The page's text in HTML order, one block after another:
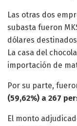
Las otras dos
subasta fueron
dólares
La casa del
importación de
Por su parte,
(59,62%) a 267
El monto